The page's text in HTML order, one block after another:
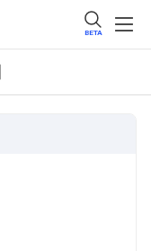
BETA